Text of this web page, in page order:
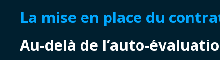
La mise en place du
Au-delà de l’auto-